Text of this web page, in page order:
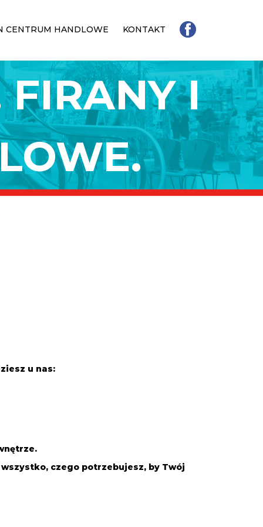
CENTRUM HANDLOWE KONTAKT
FIRANY I
u nas:
czego potrzebujesz, by Twój